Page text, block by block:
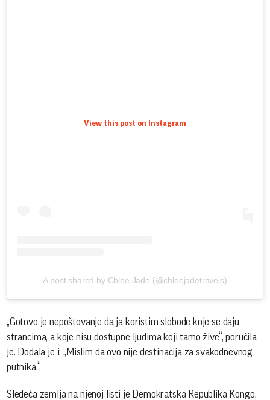
View this post on Instagram
A post shared by Chloe Jade (@chloejadetravels)
„Gotovo je nepoštovanje da ja koristim slobode koje se daju
strancima, a koje nisu dostupne ljudima koji tamo žive“, poručila
je. Dodala je i: „Mislim da ovo nije destinacija za svakodnevnog
putnika.“
Sledeća zemlja na njenoj listi je Demokratska Republika Kongo.